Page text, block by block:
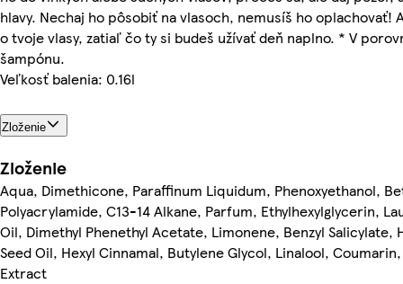
hlavy. Nechaj ho pôsobiť na vlasoch, nemusíš ho oplachovať!
o tvoje vlasy, zatiaľ čo ty si budeš užívať deň naplno. * V
šampónu.
Veľkosť balenia: 0.16l
Zloženie
Zloženie
Aqua, Dimethicone, Paraffinum Liquidum, Phenoxyethanol,
Polyacrylamide, C13-14 Alkane, Parfum, Ethylhexylglycerin,
Oil, Dimethyl Phenethyl Acetate, Limonene, Benzyl Salicylate,
Seed Oil, Hexyl Cinnamal, Butylene Glycol, Linalool,
Extract